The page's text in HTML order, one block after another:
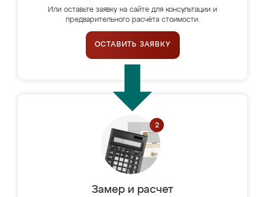
Или оставьте заявку на сайте для консультации и
предварительного расчёта стоимости.
ОСТАВИТЬ ЗАЯВКУ
Замер и расчет